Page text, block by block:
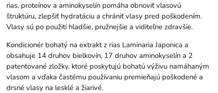
rias, proteínov a aminokyselín pomáha obnoviť vlasovú
štruktúru, zlepšiť hydratáciu a chrániť vlasy pred poškodením.
Vlasy sú po použití hladšie, pružnejšie a viditeľne zdravšie.
Kondicionér bohatý na extrakt z rias Laminaria Japonica a
obsahuje 14 druhov bielkovín, 17 druhov aminokyselín a 2
patentované zložky, ktoré poskytujú bohatú výživu namáhaným
vlasom a vďaka častému používaniu premieňajú poškodené a
drsné vlasy na lesklé a žiarivé.